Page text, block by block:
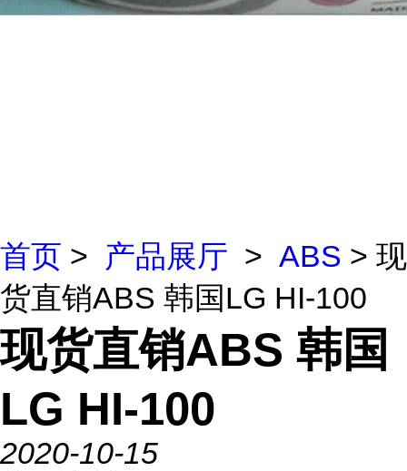
首页 > 产品展厅 > ABS > 现
货直销ABS 韩国LG HI-100
现货直销ABS 韩国
LG HI-100
2020-10-15